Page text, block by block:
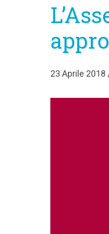
23 Aprile 2018